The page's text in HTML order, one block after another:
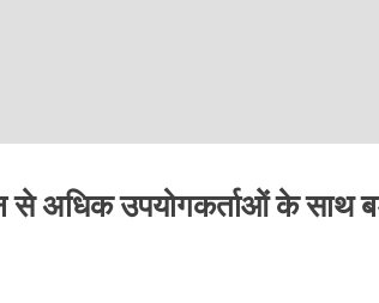
से अधिक उपयोगकर्ताओं के साथ